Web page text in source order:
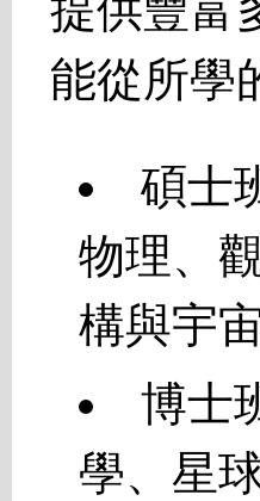
提供豐富
能從所學
碩士
物理、
構與宇
博士
學、星